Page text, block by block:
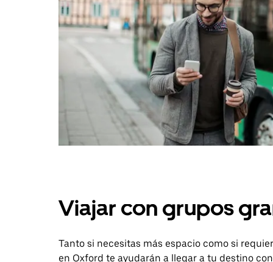
Viajar con grupos
Tanto si necesitas más espacio como si
en Oxford te ayudarán a llegar a tu destino